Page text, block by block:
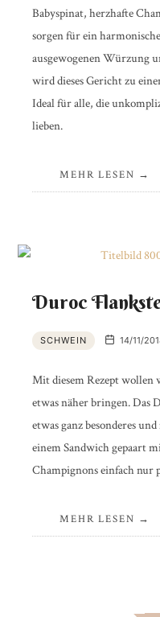
Babyspinat, herzhafte
sorgen für ein
ausgewogenen Würzung
wird dieses Gericht zu
Ideal für alle, die
lieben.
MEHR LESEN
Duroc
SCHWEIN 14/11/
Mit diesem Rezept wollen
etwas näher bringen. Das
etwas ganz besonderes
einem Sandwich gepaart
Champignons einfach nur
MEHR LESEN